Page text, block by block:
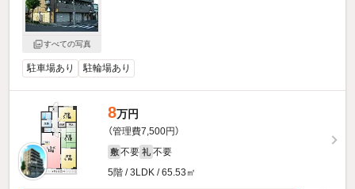
すべての写真
駐車場あり 駐輪場あり
8万円
（管理費7,500円）
敷 不要 礼 不要
5階 / 3LDK / 65.53㎡